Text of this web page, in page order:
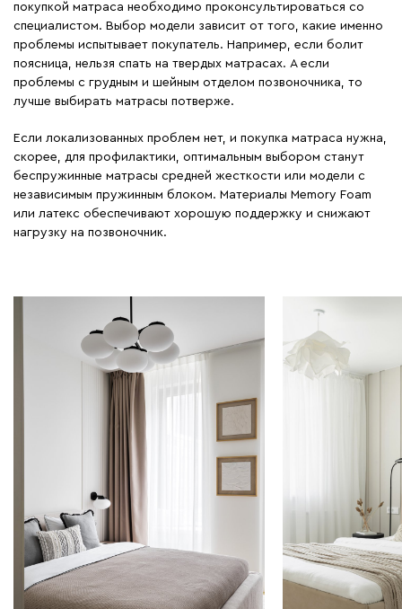
покупкой матраса необходимо проконсультироваться со
специалистом. Выбор модели зависит от того, какие именно
проблемы испытывает покупатель. Например, если болит
поясница, нельзя спать на твердых матрасах. А если
проблемы с грудным и шейным отделом позвоночника, то
лучше выбирать матрасы потверже.
Если локализованных проблем нет, и покупка матраса нужна,
скорее, для профилактики, оптимальным выбором станут
беспружинные матрасы средней жесткости или модели с
независимым пружинным блоком. Материалы Memory Foam
или латекс обеспечивают хорошую поддержку и снижают
нагрузку на позвоночник.